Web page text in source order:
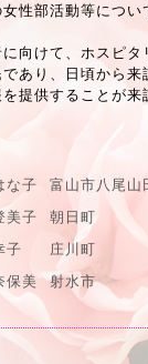
性部活動等につ
向けて、ホスピ
あり、日頃から
提供することが
子
富山市八尾山
子
朝日町
子
庄川町
美
射水市